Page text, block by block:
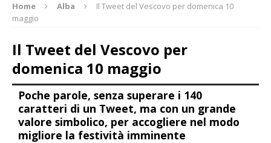
Home Alba
Il Tweet del Vescovo per domenica 10
maggio
Il Tweet del Vescovo per
domenica 10 maggio
Poche parole, senza superare i 140
caratteri di un Tweet, ma con un grande
valore simbolico, per accogliere nel modo
migliore la festività imminente